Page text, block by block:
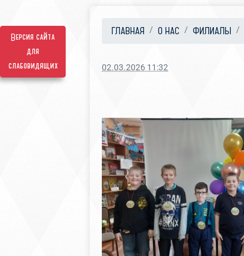
Версия сайта
для
слабовидящих
ГЛАВНАЯ О НАС ФИЛИАЛЫ
02.03.2026 11:32